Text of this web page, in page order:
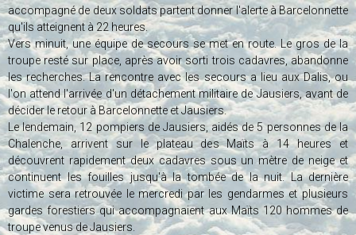
accompagné de deux soldats partent donner l'alerte à Barcelonnette
qu'ils atteignent à 22 heures.
Vers minuit, une équipe de secours se met en route. Le gros de la
troupe resté sur place, après avoir sorti trois cadavres, abandonne
les recherches. La rencontre avec les secours a lieu aux Dalis, ou
l'on attend l'arrivée d'un détachement militaire de Jausiers, avant de
décider le retour à Barcelonnette et Jausiers.
Le lendemain, 12 pompiers de Jausiers, aidés de 5 personnes de la
Chalenche, arrivent sur le plateau des Maïts à 14 heures et
découvrent rapidement deux cadavres sous un mètre de neige et
continuent les fouilles jusqu'à la tombée de la nuit. La dernière
victime sera retrouvée le mercredi par les gendarmes et plusieurs
gardes forestiers qui accompagnaient aux Maïts 120 hommes de
troupe venus de Jausiers.